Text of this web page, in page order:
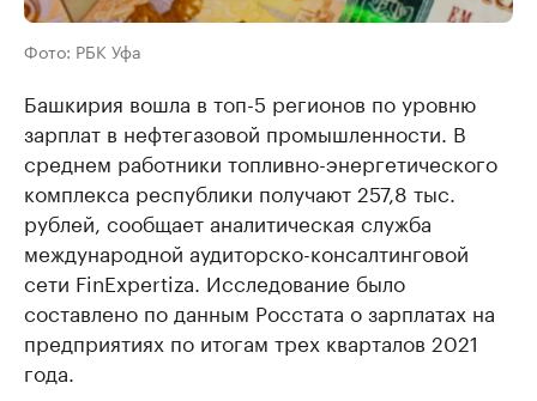
Фото: РБК Уфа
Башкирия вошла в топ-5 регионов по уровню
зарплат в нефтегазовой промышленности. В
среднем работники топливно-энергетического
комплекса республики получают 257,8 тыс.
рублей, сообщает аналитическая служба
международной аудиторско-консалтинговой
сети FinExpertiza. Исследование было
составлено по данным Росстата о зарплатах на
предприятиях по итогам трех кварталов 2021
года.